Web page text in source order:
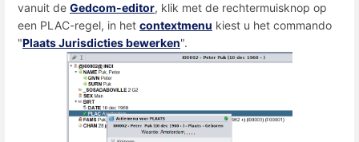
vanuit de Gedcom-editor, klik met de rechtermuisknop op
een PLAC-regel, in het contextmenu kiest u het commando
"Plaats Jurisdicties bewerken".